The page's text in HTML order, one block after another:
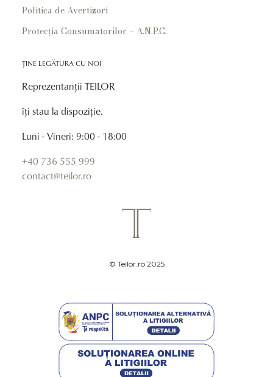
Politica de Avertizori
Protecția Consumatorilor – A.N.P.C.
ȚINE LEGĂTURA CU NOI
Reprezentanții TEILOR
îți stau la dispoziție.
Luni - Vineri: 9:00 - 18:00
+40 736 555 999
contact@teilor.ro
© Teilor.ro 2025